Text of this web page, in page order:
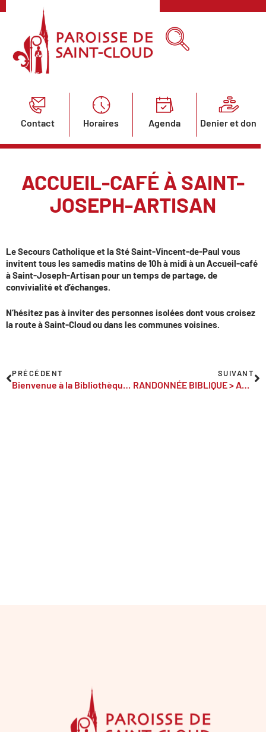
Contact Horaires Agenda Denier et don
ACCUEIL-CAFÉ À SAINT-
JOSEPH-ARTISAN
Le Secours Catholique et la Sté Saint-Vincent-de-Paul vous
invitent tous les samedis matins de 10h à midi à un Accueil-café
à Saint-Joseph-Artisan pour un temps de partage, de
convivialité et d’échanges.
N’hésitez pas à inviter des personnes isolées dont vous croisez
la routeà Saint-Cloud ou dans les communes voisines.
PRÉCÉDENT
Bienvenue à la Bibliothèque Religieuse des Collines !
SUIVANT
RANDONNÉE BIBLIQUE > Appli et Kit à télécharger ici